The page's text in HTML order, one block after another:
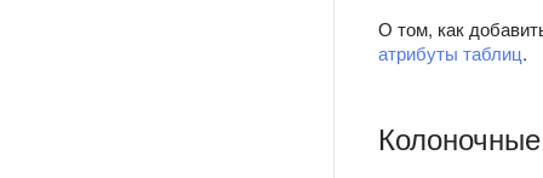
О том, как
атрибуты таблиц.